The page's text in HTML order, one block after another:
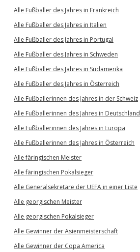
Alle Fußballer des Jahres in Frankreich
Alle Fußballer des Jahres in Italien
Alle Fußballer des Jahres in Portugal
Alle Fußballer des Jahres in Schweden
Alle Fußballer des Jahres in Südamerika
Alle Fußballer des Jahres in Österreich
Alle Fußballerinnen des Jahres in der Schweiz
Alle Fußballerinnen des Jahres in Deutschland
Alle Fußballerinnen des Jahres in Europa
Alle Fußballerinnen des Jahres in Österreich
Alle färingischen Meister
Alle färingischen Pokalsieger
Alle Generalsekretäre der UEFA in einer Liste
Alle georgischen Meister
Alle georgischen Pokalsieger
Alle Gewinner der Asienmeisterschaft
Alle Gewinner der Copa America